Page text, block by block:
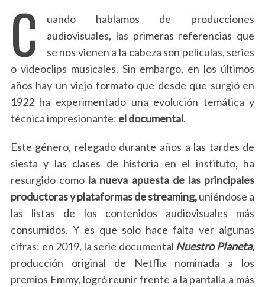
C
uando hablamos de producciones
audiovisuales, las primeras referencias que
se nos vienen a la cabeza son películas, series
o videoclips musicales. Sin embargo, en los últimos
años hay un viejo formato que desde que surgió en
1922 ha experimentado una evolución temática y
técnica impresionante: el documental.
Este género, relegado durante años a las tardes de
siesta y las clases de historia en el instituto, ha
resurgido como la nueva apuesta de las principales
productoras y plataformas de streaming,uniéndose a
las listas de los contenidos audiovisuales más
consumidos. Y es que solo hace falta ver algunas
cifras: en 2019, la serie documental Nuestro Planeta,
producción original de Netflix nominada a los
premios Emmy, logró reunir frente a la pantalla a más